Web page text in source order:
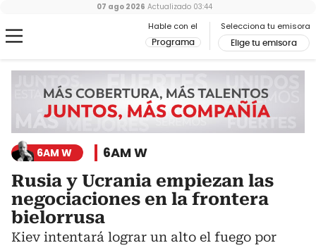
Hable con el
Programa
Selecciona tu emisora
Elige tu emisora
07 ago 2026 Actualizado 03:44
6AM W 6AM W
Rusia y Ucrania empiezan las
negociaciones en la frontera
bielorrusa
Kiev intentará lograr un alto el fuego por